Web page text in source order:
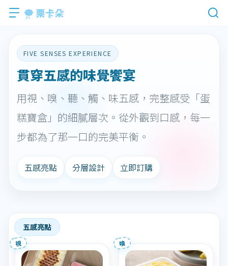
FIVE SENSES EXPERIENCE
貫穿五感的味覺饗宴
用視、嗅、聽、觸、味五感，完整感受「蛋
糕寶盒」的細膩層次。從外觀到口感，每一
步都為了那一口的完美平衡。
五感亮點 分層設計 立即訂購
五感亮點
視 嗅